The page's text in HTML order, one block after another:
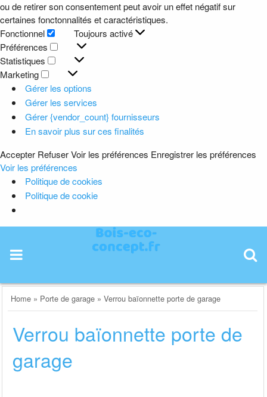
ou de retirer son consentement peut avoir un effet négatif sur
certaines fonctonnalités et caractéristiques.
Fonctionnel
Fonctionnel
Toujours activé
Préférences
Préférences
Statistiques
Statistiques
Marketing
Marketing
Gérer les options
Gérer les services
Gérer {vendor_count} fournisseurs
En savoir plus sur ces finalités
Accepter RefuserVoir les préférences Enregistrer les préférences
Voir les préférences
Politique de cookies
Politique de cookie
content
Home » Porte de garage »Verrou baïonnette porte de garage
Verrou baïonnette porte de
garage